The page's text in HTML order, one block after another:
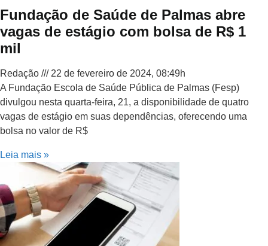
Fundação de Saúde de Palmas abre
vagas de estágio com bolsa de R$ 1
mil
Redação
22 de fevereiro de 2024, 08:49h
A Fundação Escola de Saúde Pública de Palmas (Fesp)
divulgou nesta quarta-feira, 21, a disponibilidade de quatro
vagas de estágio em suas dependências, oferecendo uma
bolsa no valor de R$
Leia mais »